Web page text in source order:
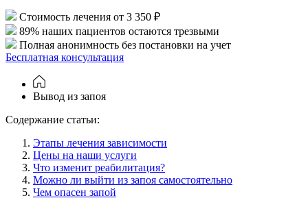
Стоимость лечения от 3 350 ₽
89% наших пациентов остаются трезвыми
Полная анонимность без постановки на учет
Бесплатная консультация
Вывод из запоя
Cодержание статьи:
Этапы лечения зависимости
Цены на наши услуги
Что изменит реабилитация?
Можно ли выйти из запоя самостоятельно
Чем опасен запой